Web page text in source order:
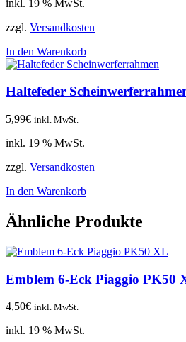
inkl. 19 % MwSt.
zzgl. Versandkosten
In den Warenkorb
Haltefeder
5,99€ inkl. MwSt.
inkl. 19 % MwSt.
zzgl. Versandkosten
In den Warenkorb
Ähnliche Produkte
Emblem 6-Eck Piaggio PK50
4,50€ inkl. MwSt.
inkl. 19 % MwSt.